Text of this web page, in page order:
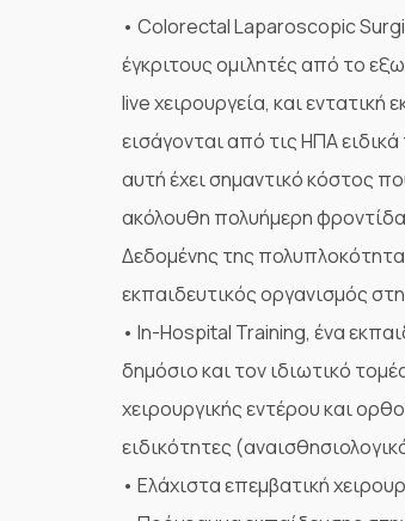
• Colorectal Laparoscopic
έγκριτους ομιλητές από το
live χειρουργεία, και
εισάγονται από τις ΗΠΑ
αυτή έχει σημαντικό κόστος
ακόλουθη πολυήμερη
Δεδομένης της
εκπαιδευτικός οργανισμός
• In-Hospital Training, ένα
δημόσιο και τον ιδιωτικό
χειρουργικής εντέρου και
ειδικότητες
• Ελάχιστα επεμβατική